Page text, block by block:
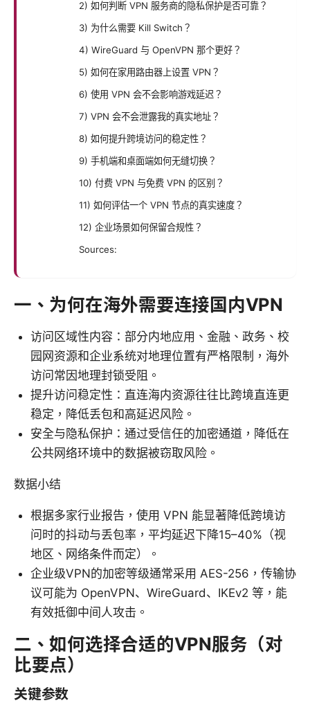
2) 如何判断 VPN 服务商的隐私保护是否可靠？
3) 为什么需要 Kill Switch？
4) WireGuard 与 OpenVPN 那个更好？
5) 如何在家用路由器上设置 VPN？
6) 使用 VPN 会不会影响游戏延迟？
7) VPN 会不会泄露我的真实地址？
8) 如何提升跨境访问的稳定性？
9) 手机端和桌面端如何无缝切换？
10) 付费 VPN 与免费 VPN 的区别？
11) 如何评估一个 VPN 节点的真实速度？
12) 企业场景如何保留合规性？
Sources:
一、为何在海外需要连接国内VPN
访问区域性内容：部分内地应用、金融、政务、校
园网资源和企业系统对地理位置有严格限制，海外
访问常因地理封锁受阻。
提升访问稳定性：直连海内资源往往比跨境直连更
稳定，降低丢包和高延迟风险。
安全与隐私保护：通过受信任的加密通道，降低在
公共网络环境中的数据被窃取风险。
数据小结
根据多家行业报告，使用 VPN 能显著降低跨境访
问时的抖动与丢包率，平均延迟下降15–40%（视
地区、网络条件而定）。
企业级VPN的加密等级通常采用 AES-256，传输协
议可能为 OpenVPN、WireGuard、IKEv2 等，能
有效抵御中间人攻击。
二、如何选择合适的VPN服务（对
比要点）
关键参数